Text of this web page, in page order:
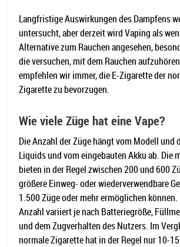
Langfristige Auswirkungen des Dampfens
untersucht, aber derzeit wird Vaping als
Alternative zum Rauchen angesehen,
die versuchen, mit dem Rauchen
empfehlen wir immer, die E-Zigarette der
Zigarette zu bevorzugen.
Wie viele Züge hat eine Vape?
Die Anzahl der Züge hängt vom Modell und
Liquids und vom eingebauten Akku ab. Die
bieten in der Regel zwischen 200 und 600
größere Einweg- oder wiederverwendbare
1.500 Züge oder mehr ermöglichen können.
Anzahl variiert je nach Batteriegröße,
und dem Zugverhalten des Nutzers. Im
normale Zigarette hat in der Regel nur 10-